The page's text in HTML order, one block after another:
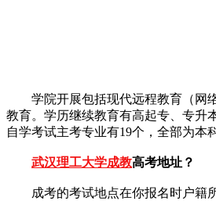
学院开展包括现代远程教育（网络
教育。学历继续教育有高起专、专升
自学考试主考专业有19个，全部为本
武汉理工大学成教高考地址？
成考的考试地点在你报名时户籍所